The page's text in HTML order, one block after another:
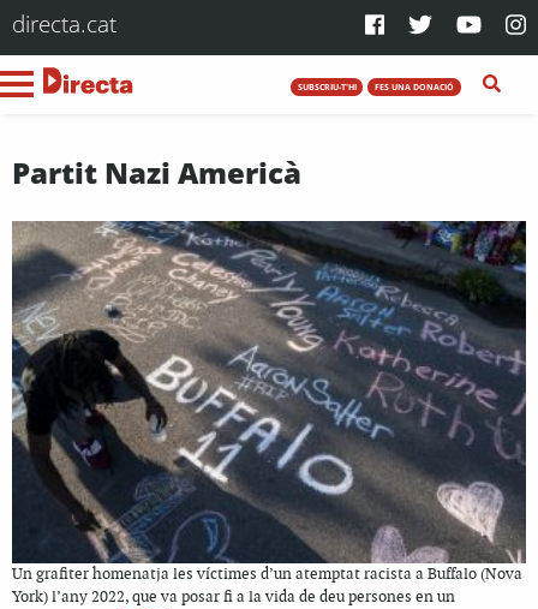
directa.cat
SUBSCRIU-T'HI FES UNA DONACIÓ
Partit Nazi Americà
Un grafiter homenatja les víctimes d’un atemptat racista a Buffalo (Nova
York) l’any 2022, que va posar fi a la vida de deu persones en un